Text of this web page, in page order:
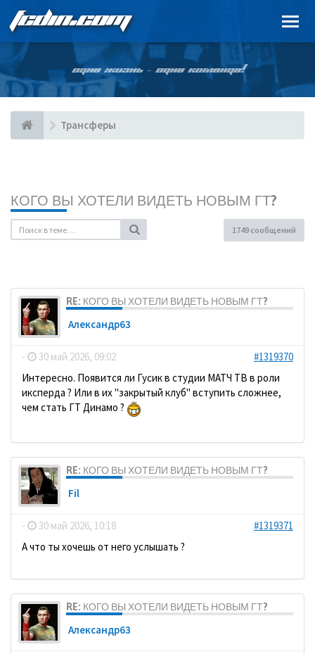
FCDIN.COM
ОДНА ЖИЗНЬ – ОДНА КОМАНДА!
Трансферы
КОГО ВЫ ХОТЕЛИ ВИДЕТЬ НОВЫМ ГТ?
1749 сообщений
RE: КОГО ВЫ ХОТЕЛИ ВИДЕТЬ НОВЫМ ГТ?
Александр63
- 30 май 2026, 09:02
#1319370
Интересно. Появится ли Гусик в студии МАТЧ ТВ в роли
иксперда ? Или в их "закрытый клуб" вступить сложнее,
чем стать ГТ Динамо ?
RE: КОГО ВЫ ХОТЕЛИ ВИДЕТЬ НОВЫМ ГТ?
Fil
- 30 май 2026, 10:18
#1319371
А что ты хочешь от него услышать ?
RE: КОГО ВЫ ХОТЕЛИ ВИДЕТЬ НОВЫМ ГТ?
Александр63